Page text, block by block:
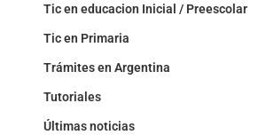
Tic en educacion Inicial / Preescolar
Tic en Primaria
Trámites en Argentina
Tutoriales
Últimas noticias